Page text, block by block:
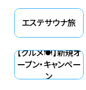
エステサウナ旅
【グルメ🍽】新規オ
ープン・キャンペー
ン